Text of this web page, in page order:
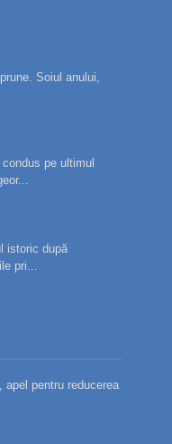
Soiul anului,
pe ultimul
istoric după
pri...
apel pentru reducerea